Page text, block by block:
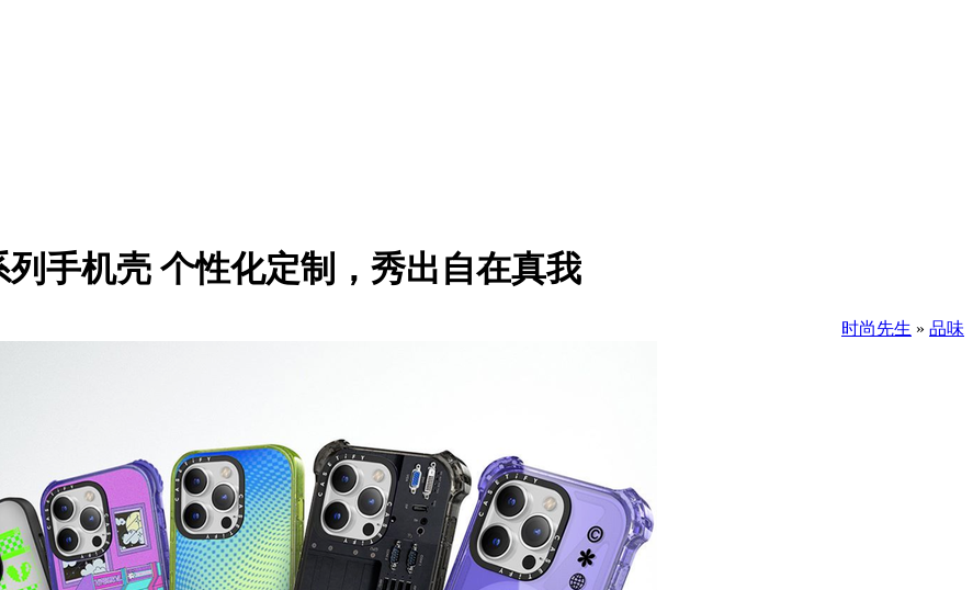
手机壳 个性化定制，秀出自在真我
时尚先生 » 品味